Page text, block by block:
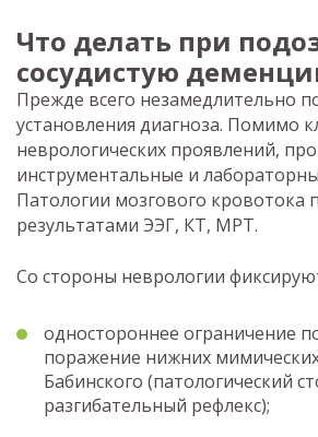
Что делать при
сосудистую
Прежде всего незамедлительно
установления диагноза. Помимо
неврологических проявлений,
инструментальные и
Патологии мозгового кровотока
результатами ЭЭГ, КТ, МРТ.
Со стороны неврологии
одностороннее ограничение
поражение нижних
Бабинского (патологический
разгибательный рефлекс);